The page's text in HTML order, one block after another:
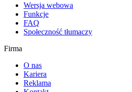
Wersja webowa
Funkcje
FAQ
Społeczność tłumaczy
Firma
O nas
Kariera
Reklama